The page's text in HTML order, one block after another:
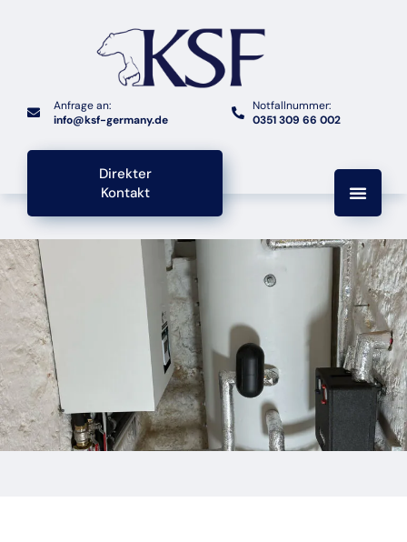
Anfrage an:
info@ksf-germany.de
Notfallnummer:
0351 309 66 002
Direkter
Kontakt